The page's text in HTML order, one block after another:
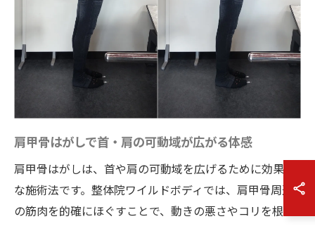
肩甲骨はがしで首・肩の可動域が広がる体感
肩甲骨はがしは、首や肩の可動域を広げるために効果的
な施術法です。整体院ワイルドボディでは、肩甲骨周辺
の筋肉を的確にほぐすことで、動きの悪さやコリを根本